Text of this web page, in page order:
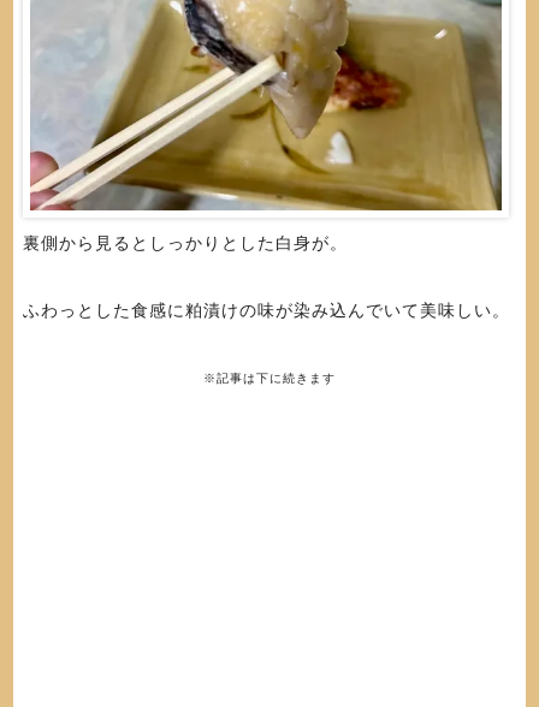
裏側から見るとしっかりとした白身が。
ふわっとした食感に粕漬けの味が染み込んでいて美味しい。
※記事は下に続きます